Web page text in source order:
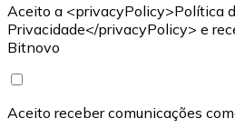
Aceito a <privacyPolicy>Política
Privacidade</privacyPolicy> e
Bitnovo
Aceito receber comunicações